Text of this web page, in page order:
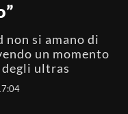
non si amano di
un momento
ultras